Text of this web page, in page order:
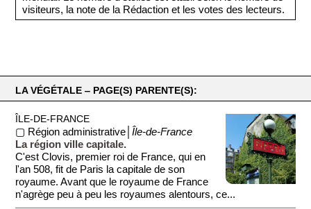
visiteurs, la note de la Rédaction et les votes des lecteurs.
LA VÉGÉTALE ‒ PAGE(S) PARENTE(S):
ÎLE-DE-FRANCE
▢ Région administrative│Île-de-France
La région ville capitale.
C'est Clovis, premier roi de France, qui en
l'an 508, fit de Paris la capitale de son
royaume. Avant que le royaume de France
n'agrège peu à peu les royaumes alentours, ce...